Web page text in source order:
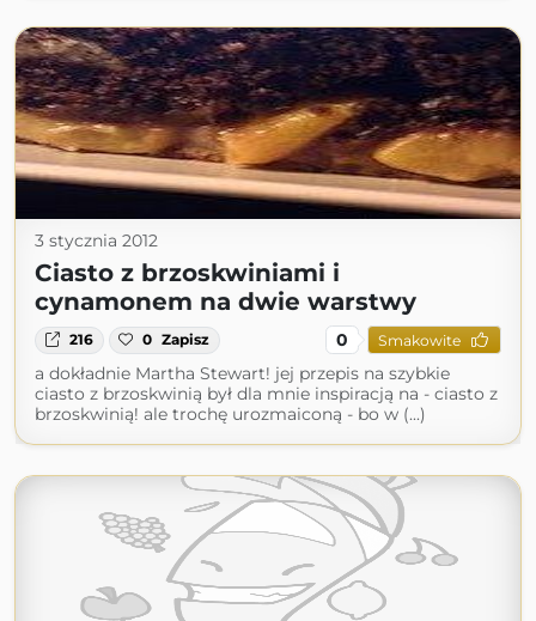
3 stycznia 2012
Ciasto z brzoskwiniami i
cynamonem na dwie warstwy
216 0 Zapisz 0 Smakowite
a dokładnie Martha Stewart! jej przepis na szybkie
ciasto z brzoskwinią był dla mnie inspiracją na - ciasto z
brzoskwinią! ale trochę urozmaiconą - bo w (...)